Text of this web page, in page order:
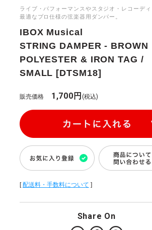
ライブ・パフォーマンスやスタジオ・レコーディ
最適なプロ仕様の弦楽器用ダンパー。
IBOX Musical
STRING DAMPER - BROWN
POLYESTER & IRON TAG /
SMALL [DTSM18]
販売価格 1,700円 (税込)
[配送料・手数料について ]
Share On